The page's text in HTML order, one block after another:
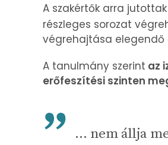
A szakértők arra
részleges sorozat
végrehajtása elegendő
A tanulmány szerint az
erőfeszítési szinten
... nem állja